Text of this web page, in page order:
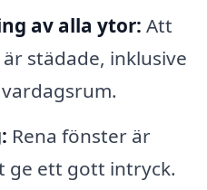
av alla ytor: Att
städade, inklusive
Rena fönster är
ge ett gott intryck.